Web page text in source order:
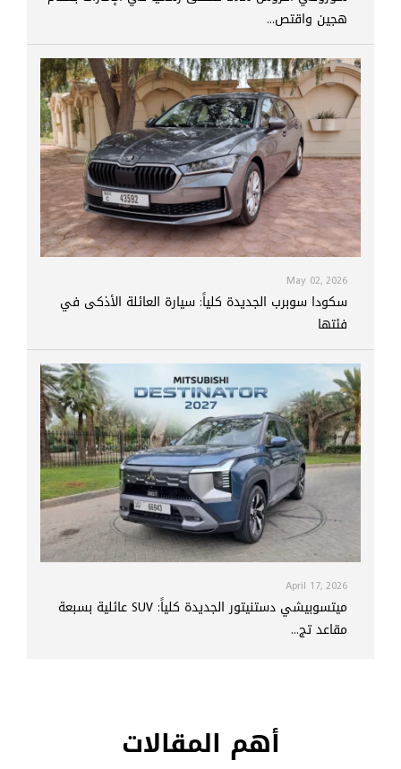
هجين واقتص...
May 02, 2026
سكودا سوبرب الجديدة كلياً: سيارة العائلة الأذكى في
فئتها
April 17, 2026
ميتسوبيشي دستنيتور الجديدة كلياً: SUV عائلية بسبعة
مقاعد تج...
أهم المقالات